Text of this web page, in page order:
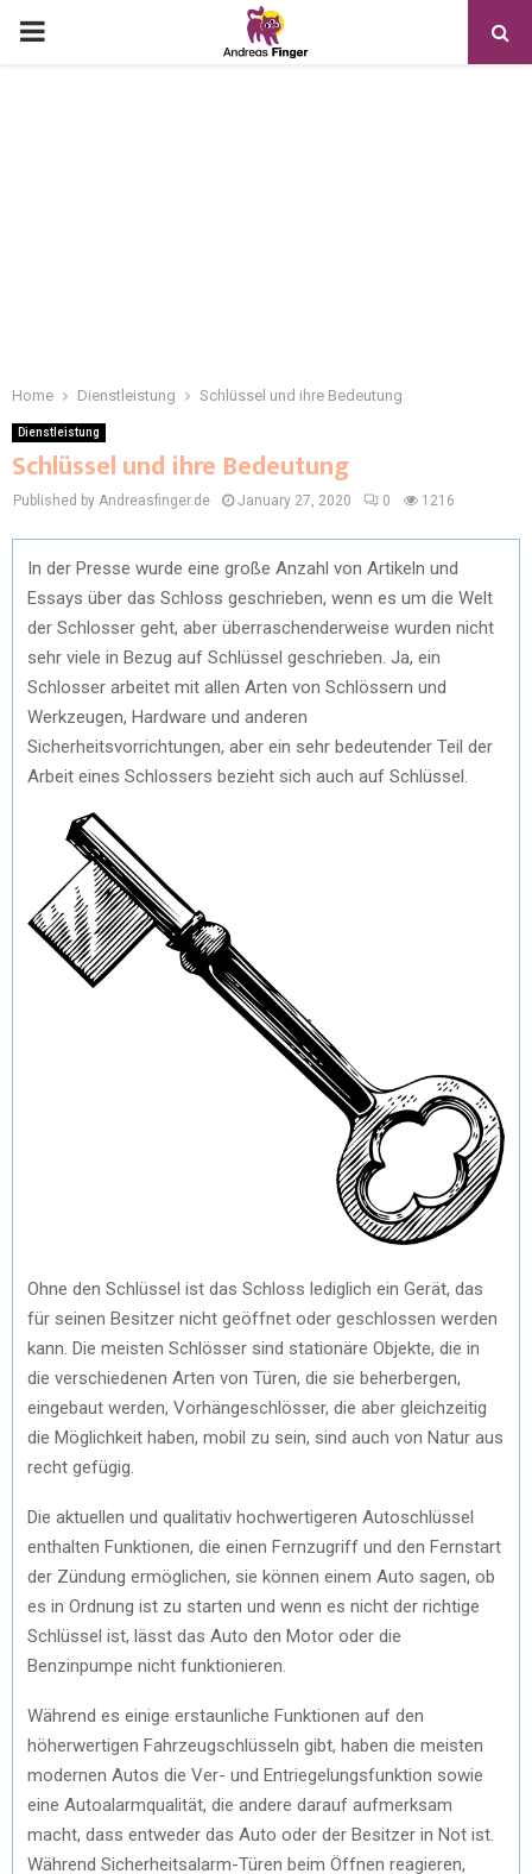
Home Dienstleistung Schlüssel und ihre Bedeutung
Dienstleistung
Schlüssel und ihre Bedeutung
Published by Andreasfinger.de January 27, 2020 0 1216
In der Presse wurde eine große Anzahl von Artikeln und
Essays über das Schloss geschrieben, wenn es um die Welt
der Schlosser geht, aber überraschenderweise wurden nicht
sehr viele in Bezug auf Schlüssel geschrieben. Ja, ein
Schlosser arbeitet mit allen Arten von Schlössern und
Werkzeugen, Hardware und anderen
Sicherheitsvorrichtungen, aber ein sehr bedeutender Teil der
Arbeit eines Schlossers bezieht sich auch auf Schlüssel.
Ohne den Schlüssel ist das Schloss lediglich ein Gerät, das
für seinen Besitzer nicht geöffnet oder geschlossen werden
kann. Die meisten Schlösser sind stationäre Objekte, die in
die verschiedenen Arten von Türen, die sie beherbergen,
eingebaut werden, Vorhängeschlösser, die aber gleichzeitig
die Möglichkeit haben, mobil zu sein, sind auch von Natur aus
recht gefügig.
Die aktuellen und qualitativ hochwertigeren Autoschlüssel
enthalten Funktionen, die einen Fernzugriff und den Fernstart
der Zündung ermöglichen, sie können einem Auto sagen, ob
es in Ordnung ist zu starten und wenn es nicht der richtige
Schlüssel ist, lässt das Auto den Motor oder die
Benzinpumpe nicht funktionieren.
Während es einige erstaunliche Funktionen auf den
höherwertigen Fahrzeugschlüsseln gibt, haben die meisten
modernen Autos die Ver- und Entriegelungsfunktion sowie
eine Autoalarmqualität, die andere darauf aufmerksam
macht, dass entweder das Auto oder der Besitzer in Not ist.
Während Sicherheitsalarm-Türen beim Öffnen reagieren,